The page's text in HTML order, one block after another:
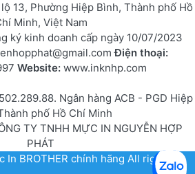
13, Phường Hiệp Bình, Thành phố Hồ
Minh, Việt Nam
ký kinh doanh cấp ngày 10/07/2023
Điện thoại:
Website: www.inknhp.com
502.289.88. Ngân hàng ACB - PGD Hiệp
phố Hồ Chí Minh
TY TNHH MỰC IN NGUYỄN HỢP
PHÁT
In BROTHER chính hãng All rights